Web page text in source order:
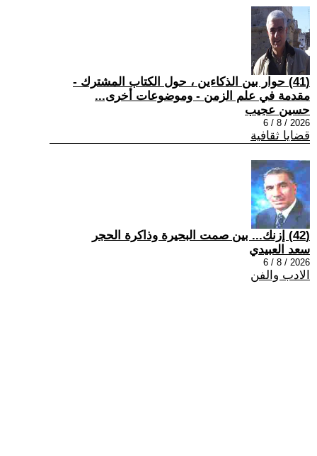
(41) حوار بين الذكاءين ، حول الكتاب المشترك -
مقدمة في علم الزمن - وموضوعات أخرى...
حسين عجيب
2026 / 8 / 6
قضايا ثقافية
(42) إزنك... بين صمت البحيرة وذاكرة الحجر
سعد العبيدي
2026 / 8 / 6
الادب والفن